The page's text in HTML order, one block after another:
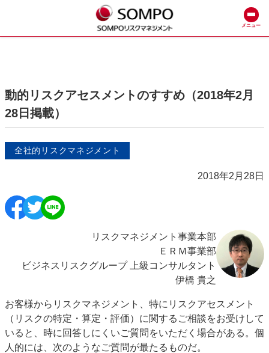
メニュー
動的リスクアセスメントのすすめ（2018年2月
28日掲載）
全社的リスクマネジメント
2018年2月28日
リスクマネジメント事業本部
ＥＲＭ事業部
ビジネスリスクグループ 上級コンサルタント
伊橋 貴之
お客様からリスクマネジメント、特にリスクアセスメント
（リスクの特定・算定・評価）に関するご相談をお受けして
いると、時に回答しにくいご質問をいただく場合がある。個
人的には、次のようなご質問が最たるものだ。